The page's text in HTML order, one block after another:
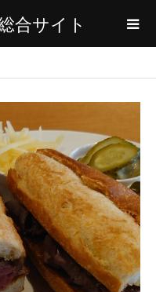
合サイト